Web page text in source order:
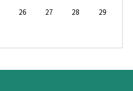
26 27 28
29